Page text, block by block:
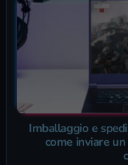
Imballaggio e
come inviare